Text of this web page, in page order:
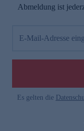
Abmeldung ist
E-Mail-Adresse
Es gelten die